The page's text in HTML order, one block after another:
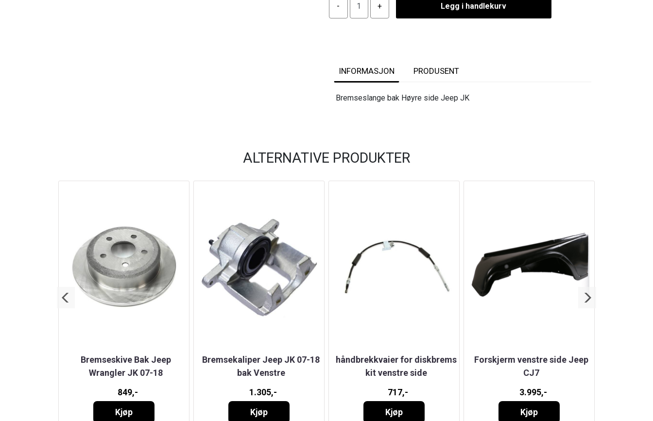
Legg i handlekurv
INFORMASJON PRODUSENT
Bremseslange bak Høyre side Jeep JK
ALTERNATIVE PRODUKTER
Bremseskive Bak Jeep
Wrangler JK 07-18
849,-
Kjøp
Bremsekaliper Jeep JK 07-18
bak Venstre
1.305,-
Kjøp
håndbrekkvaier for diskbrems
kit venstre side
717,-
Kjøp
Forskjerm venstre side Jeep
CJ7
3.995,-
Kjøp